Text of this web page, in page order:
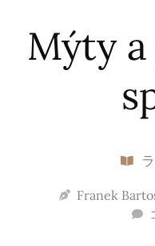
Mýty
Franek